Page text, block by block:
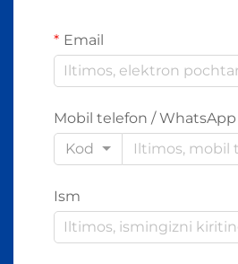
Email
Mobil telefon / WhatsApp
Kod
Ism